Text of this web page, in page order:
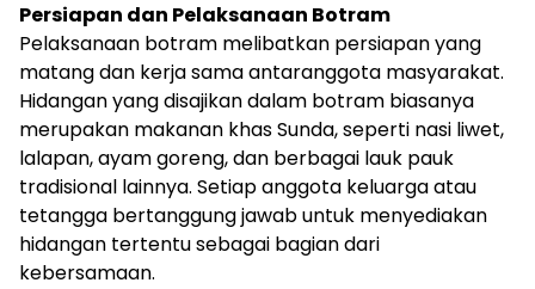
Persiapan dan Pelaksanaan Botram
Pelaksanaan botram melibatkan persiapan yang
matang dan kerja sama antaranggota masyarakat.
Hidangan yang disajikan dalam botram biasanya
merupakan makanan khas Sunda, seperti nasi liwet,
lalapan, ayam goreng, dan berbagai lauk pauk
tradisional lainnya. Setiap anggota keluarga atau
tetangga bertanggung jawab untuk menyediakan
hidangan tertentu sebagai bagian dari
kebersamaan.